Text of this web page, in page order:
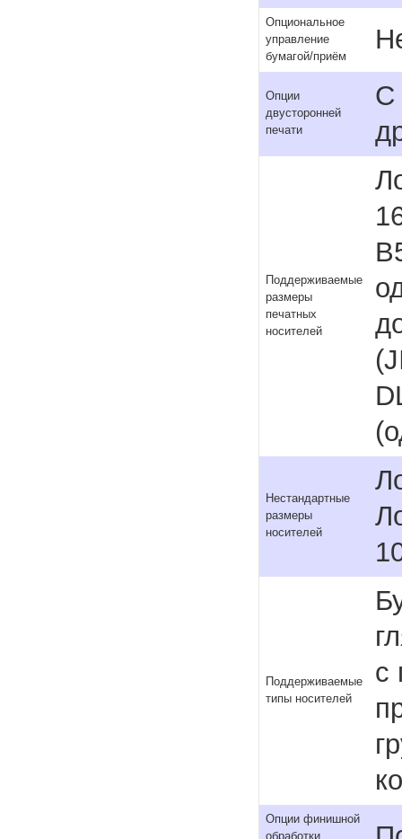
Опциональное
управление
бумагой/приём
Опции
двусторонней
печати
С
Поддерживаемые
размеры
печатных
носителей
Нестандартные
размеры
носителей
Поддерживаемые
типы носителей
с
Опции финишной
обработки